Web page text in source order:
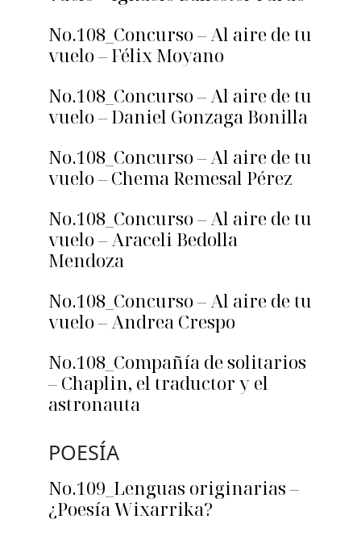
No.108_Concurso – Al aire de tu
vuelo – Félix Moyano
No.108_Concurso – Al aire de tu
vuelo – Daniel Gonzaga Bonilla
No.108_Concurso – Al aire de tu
vuelo – Chema Remesal Pérez
No.108_Concurso – Al aire de tu
vuelo – Araceli Bedolla
Mendoza
No.108_Concurso – Al aire de tu
vuelo – Andrea Crespo
No.108_Compañía de solitarios
– Chaplin, el traductor y el
astronauta
POESÍA
No.109_Lenguas originarias –
¿Poesía Wixarrika?